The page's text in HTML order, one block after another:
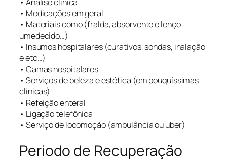
• Medicações em geral
• Materiais como (fralda, absorvente e lenço
umedecido…)
• Insumos hospitalares (curativos, sondas, inalação
e etc…)
• Camas hospitalares
• Serviços de beleza e estética (em pouquíssimas
clínicas)
• Refeição enteral
• Ligação telefônica
• Serviço de locomoção (ambulância ou uber)
Periodo de Recuperação